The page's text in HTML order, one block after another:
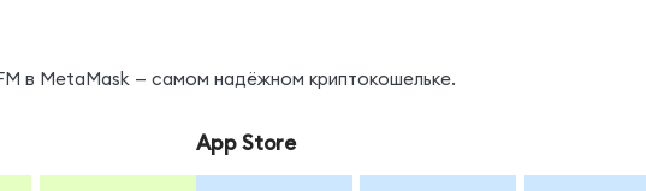
в MetaMask — самом надёжном криптокошельке.
App Store